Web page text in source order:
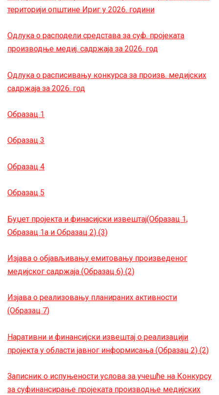
територији општине Ириг у 2026. години
Одлука о расподели средстава за суф. пројеката
производње медиј. садржаја за 2026. год
Одлука о расписивању конкурса за произв. медијских
садржаја за 2026. год
Образац 1
Образац 3
Образац 4
Образац 5
Буџет пројекта и финасијски извештај(Образац 1,
Образац 1а и Образац 2) (3)
Изјава о објављивању емитовању произведеног
медијског садржаја (Образац 6) (2)
Изјава о реализовању планираних активности
(Образац 7)
Наративни и финансијски извештај о реализацији
пројекта у области јавног информисања (Образац 2) (2)
Записник о испуњености услова за учешће на Конкурсу
за суфинансирање пројеката производње медијских